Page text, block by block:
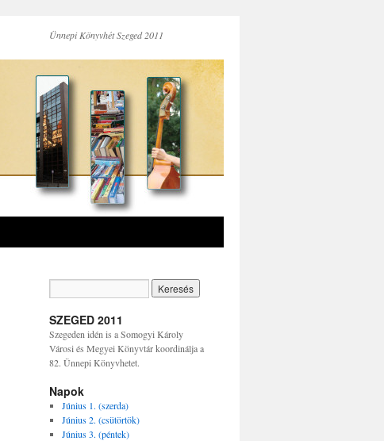
Ünnepi Könyvhét Szeged 2011
SZEGED 2011
Szegeden idén is a Somogyi Károly
Városi és Megyei Könyvtár koordinálja a
82. Ünnepi Könyvhetet.
Napok
Június 1. (szerda)
Június 2. (csütörtök)
Június 3. (péntek)